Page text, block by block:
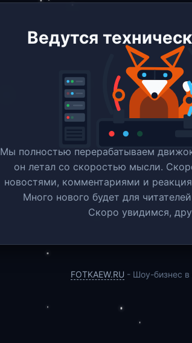
Ведутся
Мы полностью перерабатываем
он летал со скоростью мысли.
новостями, комментариями и
Много нового будет для
Скоро увидимся,
FOTKAEW.RU - Шоу-бизнес в